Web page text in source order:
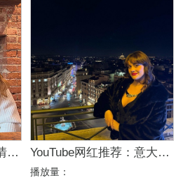
TikTok网红推荐：英国情侣生活旅行博主，互动挑战达人合作 YouTube网红推荐：意大利家庭生活美妆护肤尾部博主
播放量：